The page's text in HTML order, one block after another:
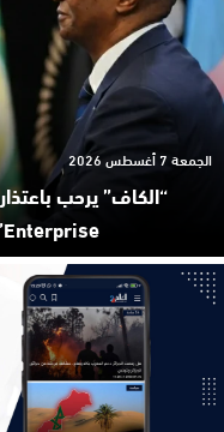
Enterprise” ويجدد دعمه لإنفانتينو
الجمعة 7 أغسطس 2026